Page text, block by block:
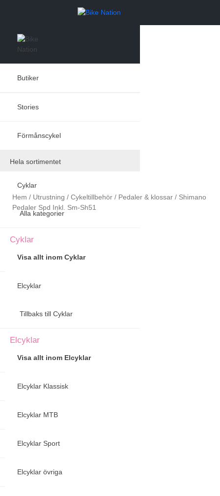
Butiker
Stories
Förmånscykel
Hela sortimentet
Cyklar
Alla kategorier
Cyklar
Visa allt inom Cyklar
Elcyklar
Tillbaks till Cyklar
Elcyklar
Visa allt inom Elcyklar
Elcyklar Klassisk
Elcyklar MTB
Elcyklar Sport
Elcyklar övriga
efter:
Hem / Utrustning / Cykeltillbehör / Pedaler & klossar / Shimano
Pedaler Spd Inkl. Sm-Sh51